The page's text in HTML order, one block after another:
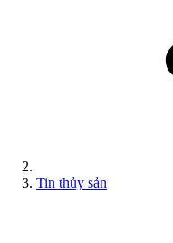
Tin thủy sản